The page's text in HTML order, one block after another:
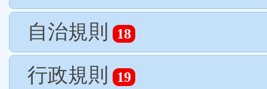
自治規則 18
行政規則 19